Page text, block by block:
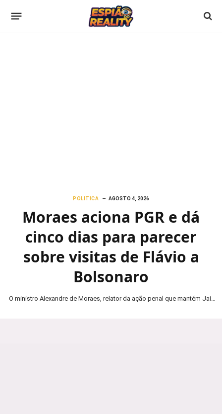
POLITICA AGOSTO 4, 2026
Moraes aciona PGR e dá
cinco dias para parecer
sobre visitas de Flávio a
Bolsonaro
O ministro Alexandre de Moraes, relator da ação penal que mantém Jair